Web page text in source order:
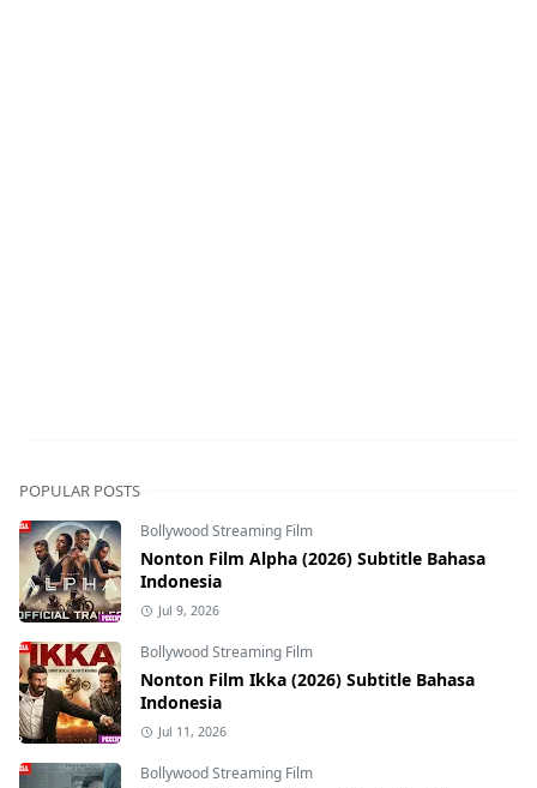
POPULAR POSTS
Bollywood Streaming Film
Nonton Film Alpha (2026) Subtitle Bahasa
Indonesia
Jul 9, 2026
Bollywood Streaming Film
Nonton Film Ikka (2026) Subtitle Bahasa
Indonesia
Jul 11, 2026
Bollywood Streaming Film